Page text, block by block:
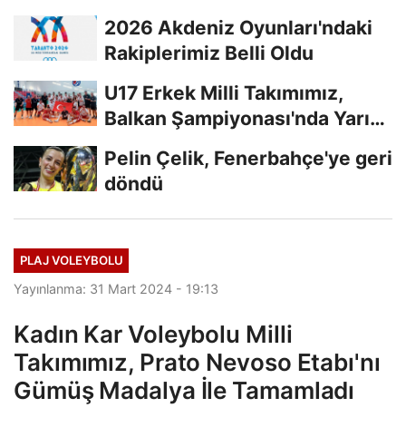
2026 Akdeniz Oyunları'ndaki
Rakiplerimiz Belli Oldu
U17 Erkek Milli Takımımız,
Balkan Şampiyonası'nda Yarı
Pelin Çelik, Fenerbahçe'ye geri
döndü
PLAJ VOLEYBOLU
Yayınlanma: 31 Mart 2024 - 19:13
Kadın Kar Voleybolu Milli
Takımımız, Prato Nevoso Etabı'nı
Gümüş Madalya İle Tamamladı